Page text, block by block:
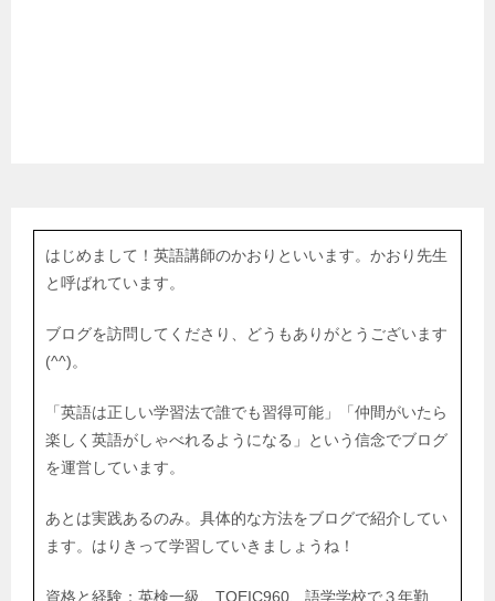
はじめまして！英語講師のかおりといいます。かおり先生
と呼ばれています。
ブログを訪問してくださり、どうもありがとうございます
(^^)。
「英語は正しい学習法で誰でも習得可能」「仲間がいたら
楽しく英語がしゃべれるようになる」という信念でブログ
を運営しています。
あとは実践あるのみ。具体的な方法をブログで紹介してい
ます。はりきって学習していきましょうね！
資格と経験：英検一級、TOEIC960、語学学校で３年勤